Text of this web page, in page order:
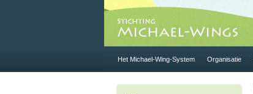
Het Michael-Wing-System Organisatie